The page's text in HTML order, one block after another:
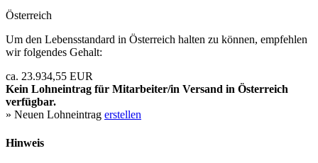
Österreich
Um den Lebensstandard in Österreich halten zu können, empfehlen
wir folgendes Gehalt:
ca. 23.934,55 EUR
Kein Lohneintrag für Mitarbeiter/in Versand in Österreich
verfügbar.
» Neuen Lohneintrag erstellen
Hinweis